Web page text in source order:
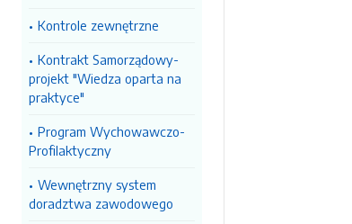
Kontrole zewnętrzne
Kontrakt Samorządowy-
projekt "Wiedza oparta na
praktyce"
Program Wychowawczo-
Profilaktyczny
Wewnętrzny system
doradztwa zawodowego